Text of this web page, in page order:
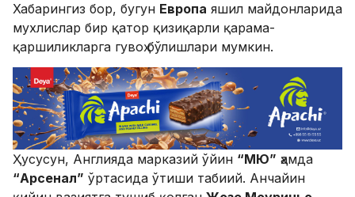
Хабарингиз бор, бугун Европа яшил майдонларида
мухлислар бир қатор қизиқарли қарама-
қаршиликларга гувоҳ бўлишлари мумкин.
Ҳусусун, Англияда марказий ўйин “МЮ” ҳамда
“Арсенал” ўртасида ўтиши табиий. Анчайин